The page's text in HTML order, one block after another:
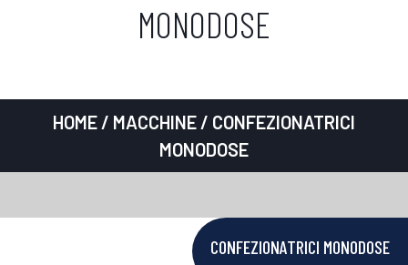
MONODOSE
HOME / MACCHINE / CONFEZIONATRICI
MONODOSE
CONFEZIONATRICI MONODOSE